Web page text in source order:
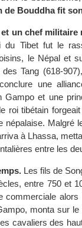
de Bouddha fit
un chef militaire
du Tibet fut le
le Népal et
Tang (618-
une
Gampo et une
roi tibétain
Malgré
à Lhassa,
entre les
Les fils de
entre 750 et
alors
monta sur
cavaliers des